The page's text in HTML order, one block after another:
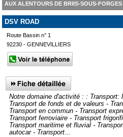
AUX ALENTOURS DE BRIIS-SOUS-FORGES
DSV ROAD
Route Bassin n° 1
92230 - GENNEVILLIERS
Notre domaine d'activité : : Transport:
Transport de fonds et de valeurs -
Transport en commun - Transport
Transport ferroviaire - Transport
Transport maritime et fluvial -
autocar - Transport...